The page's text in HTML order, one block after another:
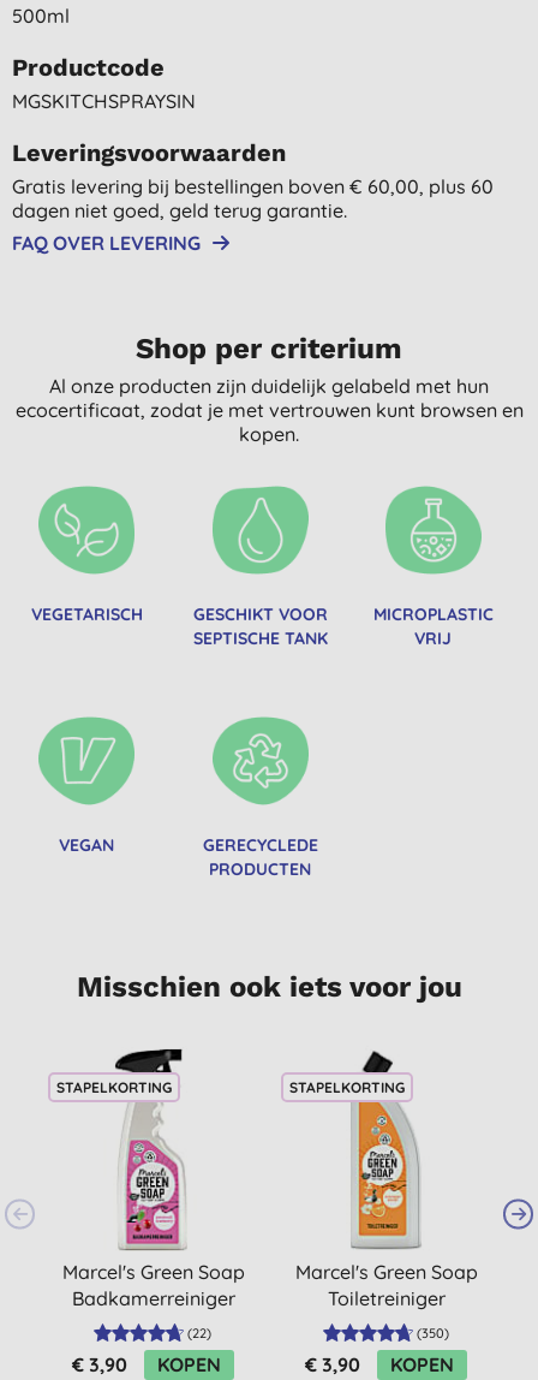
500ml
Productcode
MGSKITCHSPRAYSIN
Leveringsvoorwaarden
Gratis levering bij bestellingen boven € 60,00, plus 60
dagen niet goed, geld terug garantie.
FAQ OVER LEVERING
Shop per criterium
Al onze producten zijn duidelijk gelabeld met hun
ecocertificaat, zodat je met vertrouwen kunt browsen en
kopen.
VEGETARISCH
GESCHIKT VOOR
SEPTISCHE TANK
MICROPLASTIC
VRIJ
VEGAN
GERECYCLEDE
PRODUCTEN
Misschien ook iets voor jou
STAPELKORTING
Marcel's Green Soap
Badkamerreiniger
spray Patchouli &
Cranberry (500ml)
(22)
€ 3,90 KOPEN
STAPELKORTING
Marcel's Green Soap
Toiletreiniger
Sinaasappel &
Jasmijn
(350)
€ 3,90 KOPEN